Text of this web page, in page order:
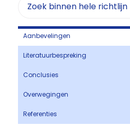
Aanbevelingen
Literatuurbespreking
Conclusies
Overwegingen
Referenties